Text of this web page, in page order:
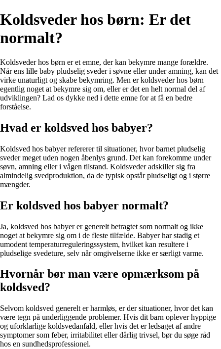
Koldsveder hos børn: Er det
normalt?
Koldsveder hos børn er et emne, der kan bekymre mange forældre.
Når ens lille baby pludselig sveder i søvne eller under amning, kan det
virke unaturligt og skabe bekymring. Men er koldsveder hos børn
egentlig noget at bekymre sig om, eller er det en helt normal del af
udviklingen? Lad os dykke ned i dette emne for at få en bedre
forståelse.
Hvad er koldsved hos babyer?
Koldsved hos babyer refererer til situationer, hvor barnet pludselig
sveder meget uden nogen åbenlys grund. Det kan forekomme under
søvn, amning eller i vågen tilstand. Koldsveder adskiller sig fra
almindelig svedproduktion, da de typisk opstår pludseligt og i større
mængder.
Er koldsved hos babyer normalt?
Ja, koldsved hos babyer er generelt betragtet som normalt og ikke
noget at bekymre sig om i de fleste tilfælde. Babyer har stadig et
umodent temperaturreguleringssystem, hvilket kan resultere i
pludselige svedeture, selv når omgivelserne ikke er særligt varme.
Hvornår bør man være opmærksom på
koldsved?
Selvom koldsved generelt er harmløs, er der situationer, hvor det kan
være tegn på underliggende problemer. Hvis dit barn oplever hyppige
og uforklarlige koldsvedanfald, eller hvis det er ledsaget af andre
symptomer som feber, irritabilitet eller dårlig trivsel, bør du søge råd
hos en sundhedsprofessionel.